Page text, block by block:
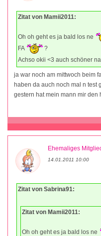
Zitat von Mamii2011:
Oh oh geht es ja bald los ne
FA
?
Achso okii <3 auch schöner
ja war noch am mittwoch beim
haben da auch noch mal n test
gestern hat mein mann mir den
Ehemaliges
14.01.2011 10:00
Zitat von Sabrina91:
Zitat von Mamii2011:
Oh oh geht es ja bald los ne